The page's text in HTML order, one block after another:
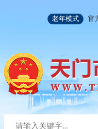
老年模式
官